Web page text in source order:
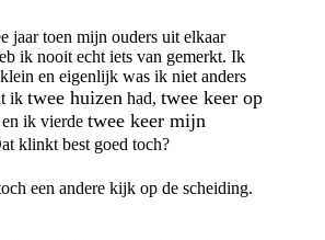
jaar toen mijn ouders uit elkaar
ik nooit echt iets van gemerkt. Ik
en eigenlijk was ik niet anders
ik twee huizen had, twee keer op
ik vierde twee keer mijn
klinkt best goed toch?
een andere kijk op de scheiding.